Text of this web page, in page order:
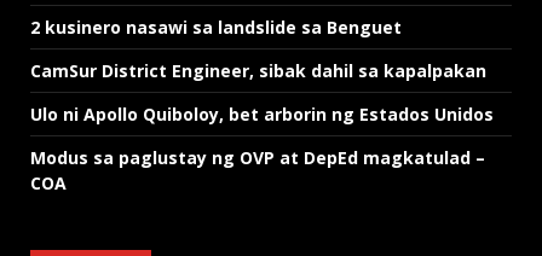
2 kusinero nasawi sa landslide sa Benguet
CamSur District Engineer, sibak dahil sa kapalpakan
Ulo ni Apollo Quiboloy, bet arborin ng Estados Unidos
Modus sa paglustay ng OVP at DepEd magkatulad –
COA